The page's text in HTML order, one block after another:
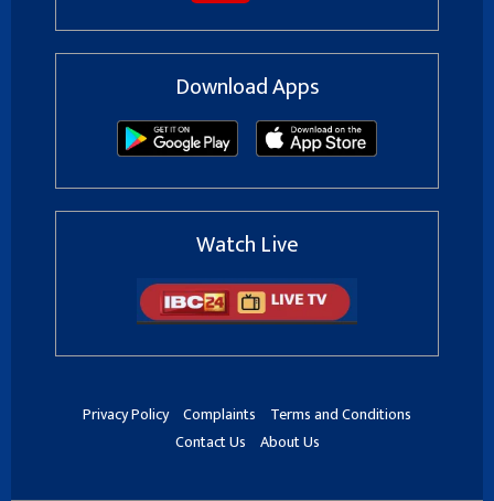
Download Apps
Watch Live
Privacy Policy Complaints
Terms and Conditions
Contact Us
About Us